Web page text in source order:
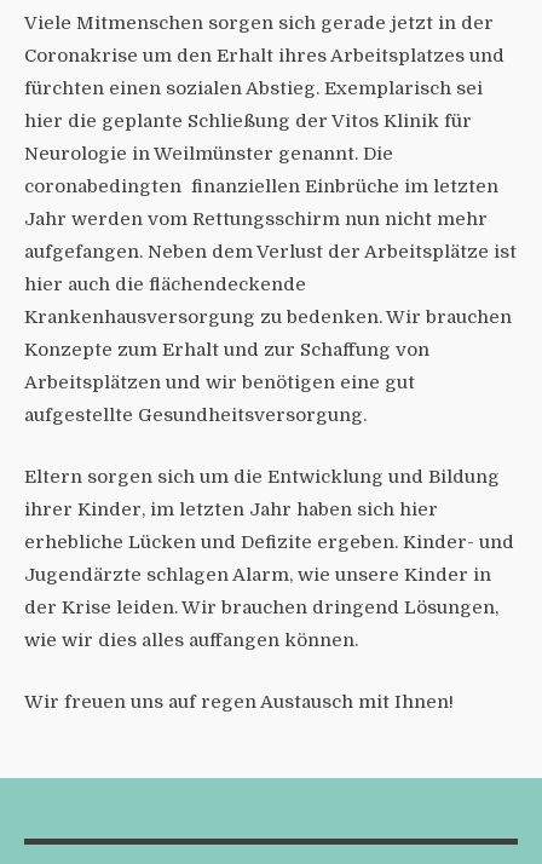
Viele Mitmenschen sorgen sich gerade jetzt in der
Coronakrise um den Erhalt ihres Arbeitsplatzes und
fürchten einen sozialen Abstieg. Exemplarisch sei
hier die geplante Schließung der Vitos Klinik für
Neurologie in Weilmünster genannt. Die
coronabedingten finanziellen Einbrüche im letzten
Jahr werden vom Rettungsschirm nun nicht mehr
aufgefangen. Neben dem Verlust der Arbeitsplätze ist
hier auch die flächendeckende
Krankenhausversorgung zu bedenken. Wir brauchen
Konzepte zum Erhalt und zur Schaffung von
Arbeitsplätzen und wir benötigen eine gut
aufgestellte Gesundheitsversorgung.
Eltern sorgen sich um die Entwicklung und Bildung
ihrer Kinder, im letzten Jahr haben sich hier
erhebliche Lücken und Defizite ergeben. Kinder- und
Jugendärzte schlagen Alarm, wie unsere Kinder in
der Krise leiden. Wir brauchen dringend Lösungen,
wie wir dies alles auffangen können.
Wir freuen uns auf regen Austausch mit Ihnen!